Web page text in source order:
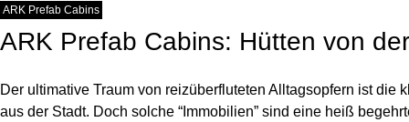
ARK Prefab Cabins
ARK Prefab Cabins: Hütten von
Der ultimative Traum von reizüberfluteten Alltagsopfern ist
aus der Stadt. Doch solche “Immobilien” sind eine heiß